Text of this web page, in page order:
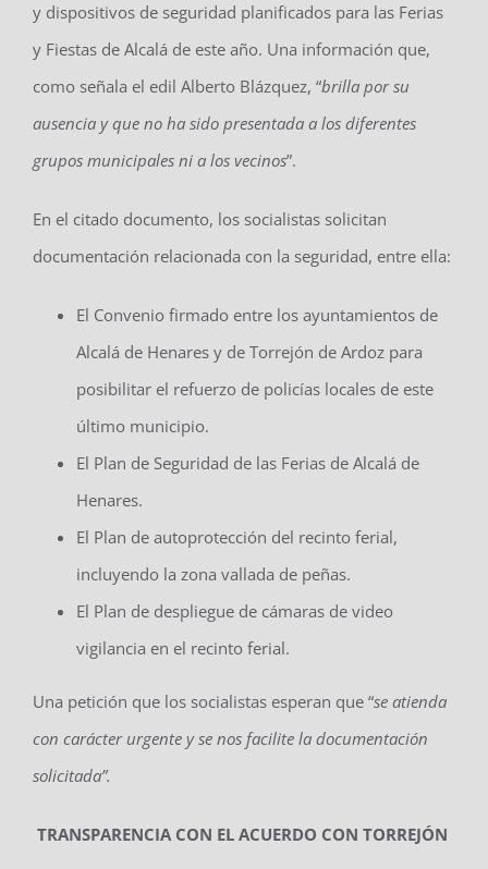
y dispositivos de seguridad planificados para las Ferias
y Fiestas de Alcalá de este año. Una información que,
como señala el edil Alberto Blázquez, “brilla por su
ausencia y que no ha sido presentada a los diferentes
grupos municipales ni a los vecinos”.
En el citado documento, los socialistas solicitan
documentación relacionada con la seguridad, entre ella:
El Convenio firmado entre los ayuntamientos de
Alcalá de Henares y de Torrejón de Ardoz para
posibilitar el refuerzo de policías locales de este
último municipio.
El Plan de Seguridad de las Ferias de Alcalá de
Henares.
El Plan de autoprotección del recinto ferial,
incluyendo la zona vallada de peñas.
El Plan de despliegue de cámaras de video
vigilancia en el recinto ferial.
Una petición que los socialistas esperan que “se atienda
con carácter urgente y se nos facilite la documentación
solicitada”.
TRANSPARENCIA CON EL ACUERDO CON TORREJÓN